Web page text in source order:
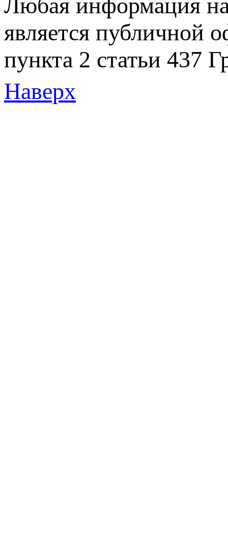
Любая информация на
является публичной
пункта 2 статьи 437
Наверх